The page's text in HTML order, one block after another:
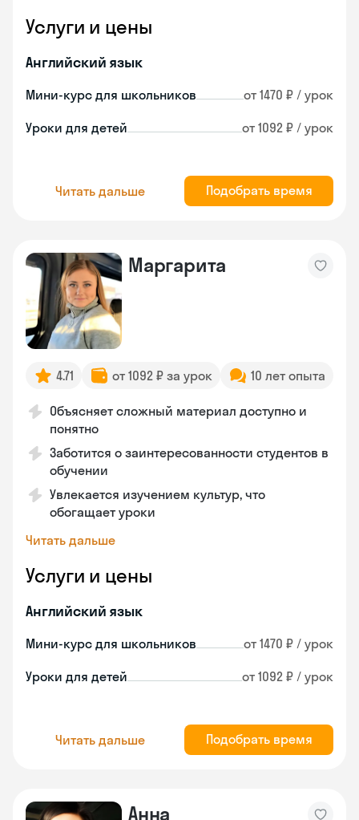
Услуги и цены
Английский язык
Мини-курс для школьников от 1470 ₽ / урок
Уроки для детей от 1092 ₽ / урок
Читать дальше Подобрать время
Маргарита
4.71 от 1092 ₽ за урок 10 лет опыта
Объясняет сложный материал доступно и
понятно
Заботится о заинтересованности студентов в
обучении
Увлекается изучением культур, что
обогащает уроки
Читать дальше
Услуги и цены
Английский язык
Мини-курс для школьников от 1470 ₽ / урок
Уроки для детей от 1092 ₽ / урок
Читать дальше Подобрать время
Анна